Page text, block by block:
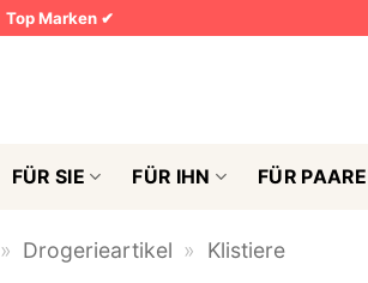
Top Marken ✔
FÜR SIE FÜR IHN FÜR PAARE
» Drogerieartikel » Klistiere